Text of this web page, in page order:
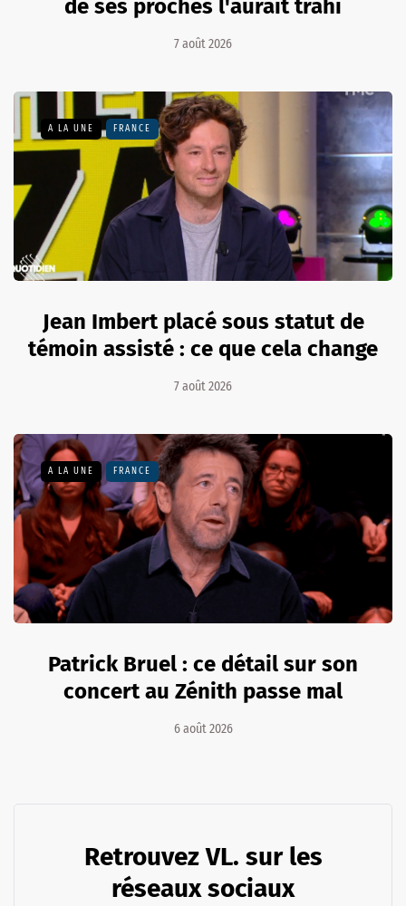
de ses proches l'aurait trahi
7 août 2026
A LA UNE FRANCE
Jean Imbert placé sous statut de
témoin assisté : ce que cela change
7 août 2026
A LA UNE FRANCE
Patrick Bruel : ce détail sur son
concert au Zénith passe mal
6 août 2026
Retrouvez VL. sur les
réseaux sociaux